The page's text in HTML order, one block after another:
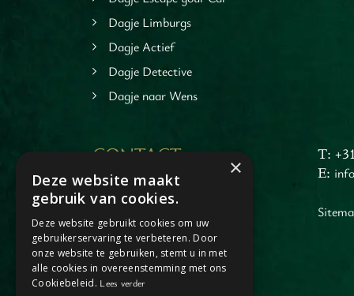
Dagje Limburgs
Dagje Actief
Dagje Detective
Dagje naar Wens
CONTACT
Dagje Horst aan de Maas
Jacob Merlostraat 1
5961AA Horst
(enkel op afspraak)
T:
E:
×
Deze website maakt
gebruik van cookies.
Deze website gebruikt cookies om uw
gebruikerservaring te verbeteren. Door
onze website te gebruiken, stemt u in met
alle cookies in overeenstemming met ons
Cookiebeleid. Lees verder